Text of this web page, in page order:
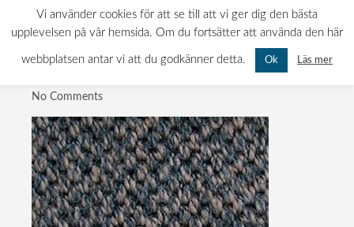
0522-120 11
INFO@MATTBOLAGET.NU
MÅN-FRE: 07.00 - 16.00 LÖR-SÖN: STÄNGT
gangmattor
Publicerad
No Comments
Vi använder cookies för att se till att vi ger dig den bästa
upplevelsen på vår hemsida. Om du fortsätter att använda den här
webbplatsen antar vi att du godkänner detta. Ok Läs mer